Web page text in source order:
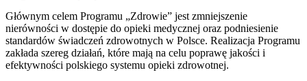
Głównym celem Programu „Zdrowie” jest zmniejszenie
nierówności w dostępie do opieki medycznej oraz podniesienie
standardów świadczeń zdrowotnych w Polsce. Realizacja Programu
zakłada szereg działań, które mają na celu poprawę jakości i
efektywności polskiego systemu opieki zdrowotnej.